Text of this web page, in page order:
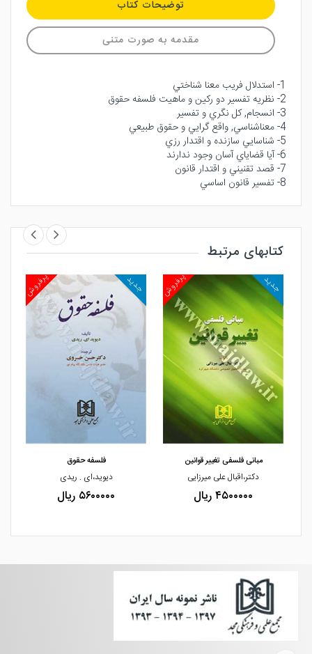
توضیحات کتاب
مقدمه به صورت متنی
1- استدلال فريب معنا شناختي
2- نظريه تفسير دو ركين و ماهيت فلسفه حقوق
3- انسجام, كل نگري و تفسير
4- معناشناسي, واقع گرايي و حقوق طبيعي
5- شناسايي سازنده و اقتدار رزي
6- آيا قضاياي آسان وجود ندارند
7- قصد تقنيني و اقتدار قانون
8- تفسير قانون اساسي
کتابهای مرتبط
مشاهده و خرید
پرفروش جدید
مشاهده و خرید
مبانی فلسفی تغییر قوانین
دکتر،اقبال علی میرزایی
۴۵۰۰۰۰۰ ریال
پرفروش جدید
فلسفه حقوق
دیوید،ای . ریدی
۵۶۰۰۰۰۰ ریال